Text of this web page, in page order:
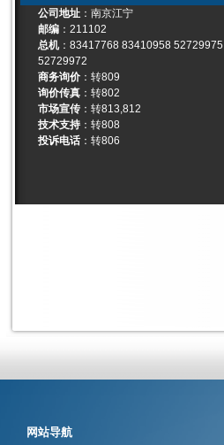
公司地址 ：南京江宁
邮编 ：211102
总机：83417768 83410958 52729975
52729972
商务询价 ：转809
询价传真 ：转802
市场宣传 ：转813,812
技术支持 ：转808
投诉电话 ：转806
网站导航